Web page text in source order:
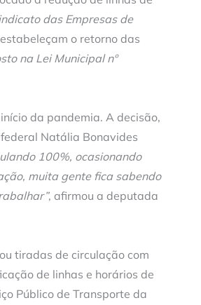
das Empresas de
o retorno das
na Lei Municipal nº
da pandemia. A decisão,
Natália Bonavides
100%, ocasionando
muita gente fica sabendo
, afirmou a deputada
tiradas de circulação com
de linhas e horários de
Público de Transporte da